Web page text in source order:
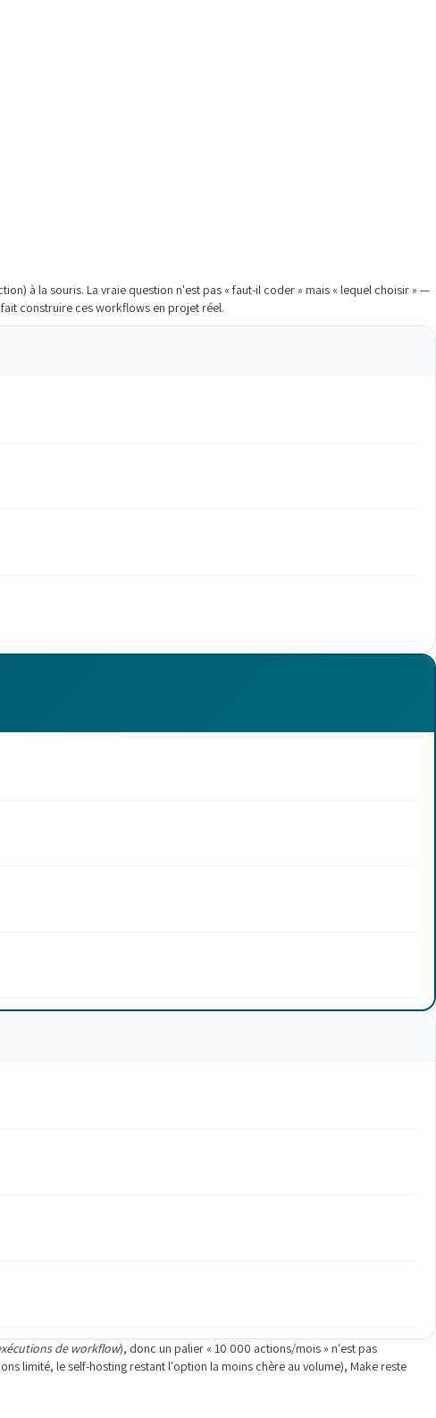
à la souris. La vraie question n'est pas « faut-il coder » mais « lequel choisir » —
fait construire ces workflows en projet réel.
de workflow), donc un palier « 10 000 actions/mois » n'est pas
limité, le self-hosting restant l'option la moins chère au volume), Make reste